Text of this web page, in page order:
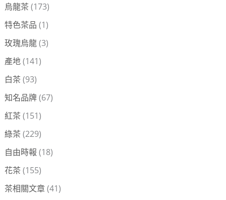
烏龍茶 (173)
特色茶品 (1)
玫瑰烏龍(3)
產地(141)
白茶 (93)
知名品牌(67)
紅茶 (151)
綠茶 (229)
自由時報 (18)
花茶 (155)
茶相關文章(41)